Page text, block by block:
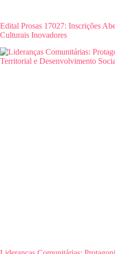
Edital Prosas 17027: Inscrições
Culturais Inovadores